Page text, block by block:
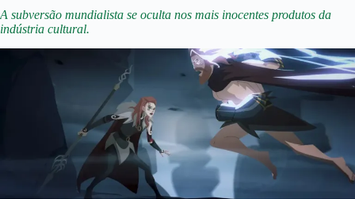
A subversão mundialista se oculta nos mais inocentes produtos da
indústria cultural.